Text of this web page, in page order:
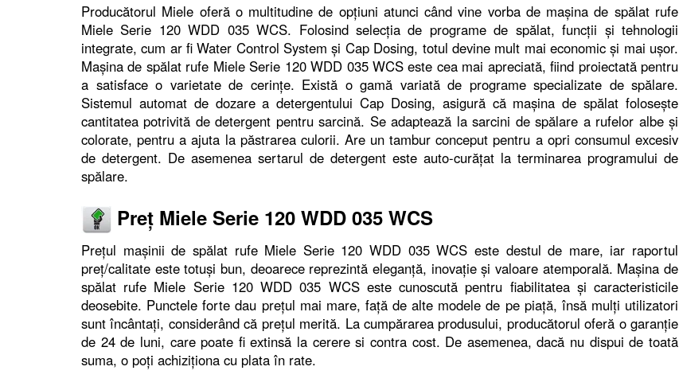
Producătorul Miele oferă o multitudine de opțiuni atunci când vine vorba de mașina de spălat rufe
Miele Serie 120 WDD 035 WCS. Folosind selecția de programe de spălat, funcții și tehnologii
integrate, cum ar fi Water Control System și Cap Dosing, totul devine mult mai economic și mai ușor.
Mașina de spălat rufe Miele Serie 120 WDD 035 WCS este cea mai apreciată, fiind proiectată pentru
a satisface o varietate de cerințe. Există o gamă variată de programe specializate de spălare.
Sistemul automat de dozare a detergentului Cap Dosing, asigură că mașina de spălat folosește
cantitatea potrivită de detergent pentru sarcină. Se adaptează la sarcini de spălare a rufelor albe și
colorate, pentru a ajuta la păstrarea culorii. Are un tambur conceput pentru a opri consumul excesiv
de detergent. De asemenea sertarul de detergent este auto-curățat la terminarea programului de
spălare.
Preț Miele Serie 120 WDD 035 WCS
Prețul mașinii de spălat rufe Miele Serie 120 WDD 035 WCS este destul de mare, iar raportul
preț/calitate este totuși bun, deoarece reprezintă eleganță, inovație și valoare atemporală. Maşina de
spălat rufe Miele Serie 120 WDD 035 WCS este cunoscută pentru fiabilitatea și caracteristicile
deosebite. Punctele forte dau prețul mai mare, față de alte modele de pe piață, însă mulți utilizatori
sunt încântați, considerând că prețul merită. La cumpărarea produsului, producătorul oferă o garanție
de 24 de luni, care poate fi extinsă la cerere si contra cost. De asemenea, dacă nu dispui de toată
suma, o poți achiziționa cu plata în rate.